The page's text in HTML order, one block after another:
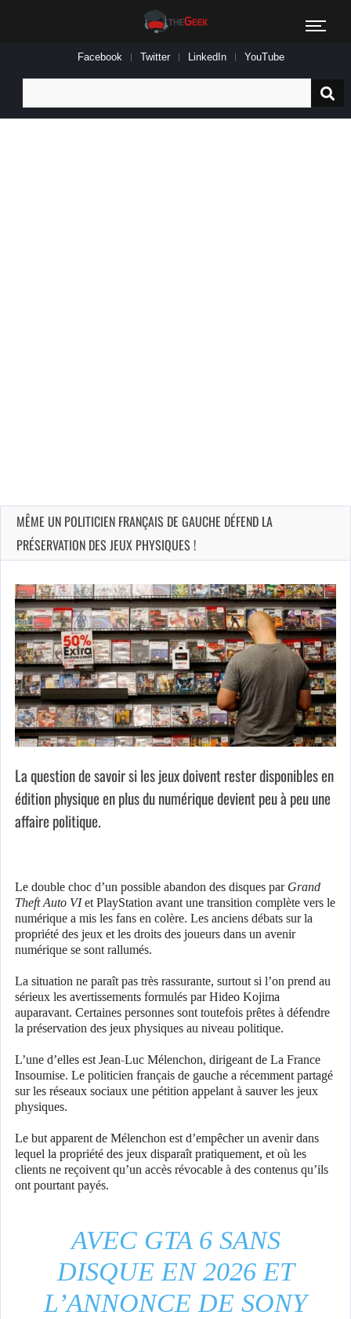
Facebook Twitter LinkedIn YouTube
for:
MÊME UN POLITICIEN FRANÇAIS DE GAUCHE DÉFEND LA
PRÉSERVATION DES JEUX PHYSIQUES !
La question de savoir si les jeux doivent rester disponibles en
édition physique en plus du numérique devient peu à peu une
affaire politique.
Le double choc d’un possible abandon des disques par Grand
Theft Auto VIet PlayStation avant une transition complète vers le
numérique a mis les fans en colère. Les anciens débats sur la
propriété des jeux et les droits des joueurs dans un avenir
numérique se sont rallumés.
La situation ne paraît pas très rassurante, surtout si l’on prend au
sérieux les avertissements formulés par Hideo Kojima
auparavant. Certaines personnes sont toutefois prêtes à défendre
la préservation des jeux physiques au niveau politique.
L’une d’elles est Jean-Luc Mélenchon, dirigeant de La France
Insoumise. Le politicien français de gauche a récemment partagé
sur les réseaux sociaux une pétition appelant à sauver les jeux
physiques.
Le but apparent de Mélenchon est d’empêcher un avenir dans
lequel la propriété des jeux disparaît pratiquement, et où les
clients ne reçoivent qu’un accès révocable à des contenus qu’ils
ont pourtant payés.
AVEC GTA 6 SANS
DISQUE EN 2026 ET
L’ANNONCE DE SONY